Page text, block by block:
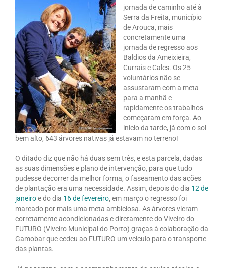
jornada de caminho até à
Serra da Freita, município
de Arouca, mais
concretamente uma
jornada de regresso aos
Baldios da Ameixieira,
Currais e Cales. Os 25
voluntários não se
assustaram com a meta
para a manhã e
rapidamente os trabalhos
começaram em força. Ao
inicio da tarde, já com o sol
bem alto, 643 árvores nativas já estavam no terreno!
O ditado diz que não há duas sem três, e esta parcela, dadas
as suas dimensões e plano de intervenção, para que tudo
pudesse decorrer da melhor forma, o faseamento das ações
de plantação era uma necessidade. Assim, depois do dia 12 de
janeiroe do dia 16 de fevereiro, em março o regresso foi
marcado por mais uma meta ambiciosa. As árvores vieram
corretamente acondicionadas e diretamente do Viveiro do
FUTURO (Viveiro Municipal do Porto) graças à colaboração da
Gamobar que cedeu ao FUTURO um veiculo para o transporte
das plantas.